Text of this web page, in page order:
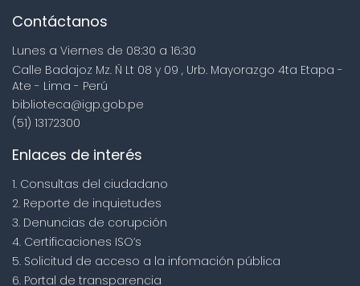
Contáctanos
Lunes a Viernes de 08:30 a 16:30
Calle Badajoz Mz. Ñ Lt 08 y 09 , Urb. Mayorazgo 4ta Etapa -
Ate - Lima - Perú
biblioteca@igp.gob.pe
(51) 13172300
Enlaces de interés
1. Consultas del ciudadano
2. Reporte de inquietudes
3. Denuncias de corupción
4. Certificaciones ISO’s
5. Solicitud de acceso a la infomación pública
6. Portal de transparencia